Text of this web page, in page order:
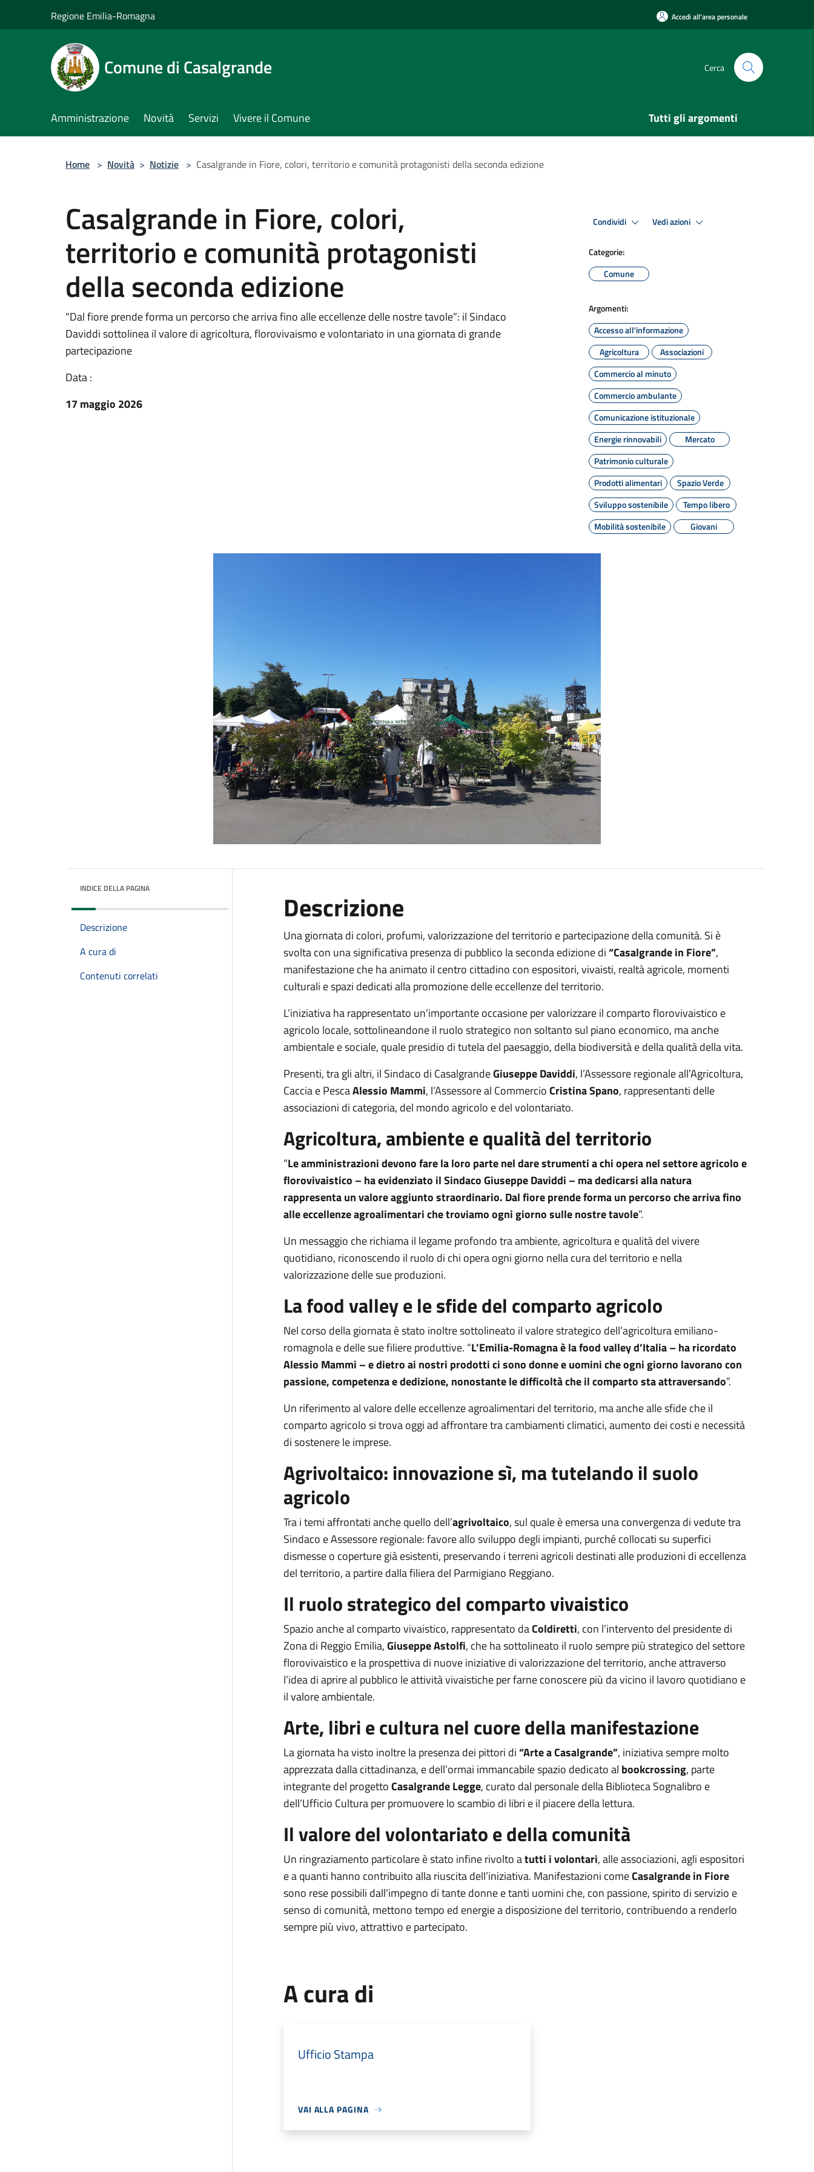
Regione Emilia-Romagna Accedi all'area personale
Comune di Casalgrande Cerca
Amministrazione Novità Servizi Vivere il Comune Tutti gli argomenti
Home > Novità > Notizie > Casalgrande in Fiore, colori, territorio e comunità protagonisti della seconda edizione
Casalgrande in Fiore, colori,
territorio e comunità protagonisti
della seconda edizione
“Dal fiore prende forma un percorso che arriva fino alle eccellenze delle nostre tavole”: il Sindaco
Daviddi sottolinea il valore di agricoltura, florovivaismo e volontariato in una giornata di grande
partecipazione
Data :
17 maggio 2026
Condividi Vedi azioni
Categorie:
Comune
Argomenti:
Accesso all'informazione
Agricoltura
Associazioni
Commercio al minuto
Commercio ambulante
Comunicazione istituzionale
Energie rinnovabili
Mercato
Patrimonio culturale
Prodotti alimentari
Spazio Verde
Sviluppo sostenibile
Tempo libero
Mobilità sostenibile
Giovani
INDICE DELLA PAGINA
Descrizione
A cura di
Contenuti correlati
Descrizione
Una giornata di colori, profumi, valorizzazione del territorio e partecipazione della comunità. Si è
svolta con una significativa presenza di pubblico la seconda edizione di“Casalgrande in Fiore”,
manifestazione che ha animato il centro cittadino con espositori, vivaisti, realtà agricole, momenti
culturali e spazi dedicati alla promozione delle eccellenze del territorio.
L’iniziativa ha rappresentato un’importante occasione per valorizzare il comparto florovivaistico e
agricolo locale, sottolineandone il ruolo strategico non soltanto sul piano economico, ma anche
ambientale e sociale, quale presidio di tutela del paesaggio, della biodiversità e della qualità della vita.
Presenti, tra gli altri, il Sindaco di CasalgrandeGiuseppe Daviddi, l’Assessore regionale all’Agricoltura,
Caccia e PescaAlessio Mammi, l’Assessore al CommercioCristina Spano, rappresentanti delle
associazioni di categoria, del mondo agricolo e del volontariato.
Agricoltura, ambiente e qualità del territorio
“Le amministrazioni devono fare la loro parte nel dare strumenti a chi opera nel settore agricolo e
florovivaistico – ha evidenziato il Sindaco Giuseppe Daviddi – ma dedicarsi alla natura
rappresenta un valore aggiunto straordinario. Dal fiore prende forma un percorso che arriva fino
alle eccellenze agroalimentari che troviamo ogni giorno sulle nostre tavole”.
Un messaggio che richiama il legame profondo tra ambiente, agricoltura e qualità del vivere
quotidiano, riconoscendo il ruolo di chi opera ogni giorno nella cura del territorio e nella
valorizzazione delle sue produzioni.
La food valley e le sfide del comparto agricolo
Nel corso della giornata è stato inoltre sottolineato il valore strategico dell’agricoltura emiliano-
romagnola e delle sue filiere produttive. “L’Emilia-Romagna è la food valley d’Italia – ha ricordato
Alessio Mammi – e dietro ai nostri prodotti ci sono donne e uomini che ogni giorno lavorano con
passione, competenza e dedizione, nonostante le difficoltà che il comparto sta attraversando”.
Un riferimento al valore delle eccellenze agroalimentari del territorio, ma anche alle sfide che il
comparto agricolo si trova oggi ad affrontare tra cambiamenti climatici, aumento dei costi e necessità
di sostenere le imprese.
Agrivoltaico: innovazione sì, ma tutelando il suolo
agricolo
Tra i temi affrontati anche quello dell’agrivoltaico, sul quale è emersa una convergenza di vedute tra
Sindaco e Assessore regionale: favore allo sviluppo degli impianti, purché collocati su superfici
dismesse o coperture già esistenti, preservando i terreni agricoli destinati alle produzioni di eccellenza
del territorio, a partire dalla filiera del Parmigiano Reggiano.
Il ruolo strategico del comparto vivaistico
Spazio anche al comparto vivaistico, rappresentato daColdiretti, con l’intervento del presidente di
Zona di Reggio Emilia,Giuseppe Astolfi, che ha sottolineato il ruolo sempre più strategico del settore
florovivaistico e la prospettiva di nuove iniziative di valorizzazione del territorio, anche attraverso
l’idea di aprire al pubblico le attività vivaistiche per farne conoscere più da vicino il lavoro quotidiano e
il valore ambientale.
Arte, libri e cultura nel cuore della manifestazione
La giornata ha visto inoltre la presenza dei pittori di“Arte a Casalgrande”, iniziativa sempre molto
apprezzata dalla cittadinanza, e dell’ormai immancabile spazio dedicato al bookcrossing, parte
integrante del progettoCasalgrande Legge, curato dal personale della Biblioteca Sognalibro e
dell’Ufficio Cultura per promuovere lo scambio di libri e il piacere della lettura.
Il valore del volontariato e della comunità
Un ringraziamento particolare è stato infine rivolto atutti i volontari, alle associazioni, agli espositori
e a quanti hanno contribuito alla riuscita dell’iniziativa. Manifestazioni comeCasalgrande in Fiore
sono rese possibili dall’impegno di tante donne e tanti uomini che, con passione, spirito di servizio e
senso di comunità, mettono tempo ed energie a disposizione del territorio, contribuendo a renderlo
sempre più vivo, attrattivo e partecipato.
A cura di
Ufficio Stampa
VAI ALLA PAGINA